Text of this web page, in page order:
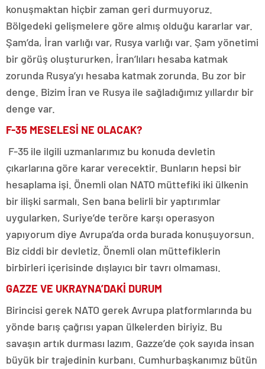
konuşmaktan hiçbir zaman geri durmuyoruz.
Bölgedeki gelişmelere göre almış olduğu kararlar var.
Şam’da, İran varlığı var, Rusya varlığı var. Şam yönetimi
bir görüş oluştururken, İran’lıları hesaba katmak
zorunda Rusya’yı hesaba katmak zorunda. Bu zor bir
denge. Bizim İran ve Rusya ile sağladığımız yıllardır bir
denge var.
F-35 MESELESİ NE OLACAK?
F-35 ile ilgili uzmanlarımız bu konuda devletin
çıkarlarına göre karar verecektir. Bunların hepsi bir
hesaplama işi. Önemli olan NATO müttefiki iki ülkenin
bir ilişki sarmalı. Sen bana belirli bir yaptırımlar
uygularken, Suriye’de teröre karşı operasyon
yapıyorum diye Avrupa’da orda burada konuşuyorsun.
Biz ciddi bir devletiz. Önemli olan müttefiklerin
birbirleri içerisinde dışlayıcı bir tavrı olmaması.
GAZZE VE UKRAYNA’DAKİ DURUM
Birincisi gerek NATO gerek Avrupa platformlarında bu
yönde barış çağrısı yapan ülkelerden biriyiz. Bu
savaşın artık durması lazım. Gazze’de çok sayıda insan
büyük bir trajedinin kurbanı. Cumhurbaşkanımız bütün